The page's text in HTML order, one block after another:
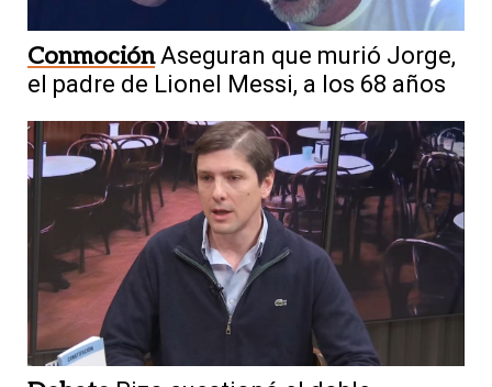
Conmoción Aseguran que murió Jorge,
el padre de Lionel Messi, a los 68 años